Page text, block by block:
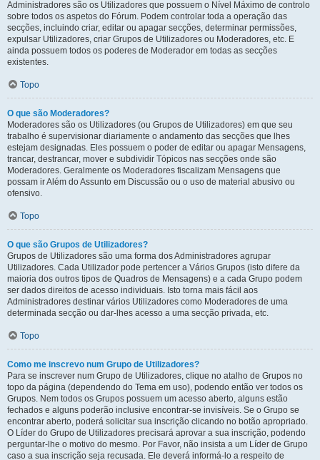
Administradores são os Utilizadores que possuem o Nível Máximo de controlo
sobre todos os aspetos do Fórum. Podem controlar toda a operação das
secções, incluindo criar, editar ou apagar secções, determinar permissões,
expulsar Utilizadores, criar Grupos de Utilizadores ou Moderadores, etc. E
ainda possuem todos os poderes de Moderador em todas as secções
existentes.
Topo
O que são Moderadores?
Moderadores são os Utilizadores (ou Grupos de Utilizadores) em que seu
trabalho é supervisionar diariamente o andamento das secções que lhes
estejam designadas. Eles possuem o poder de editar ou apagar Mensagens,
trancar, destrancar, mover e subdividir Tópicos nas secções onde são
Moderadores. Geralmente os Moderadores fiscalizam Mensagens que
possam ir Além do Assunto em Discussão ou o uso de material abusivo ou
ofensivo.
Topo
O que são Grupos de Utilizadores?
Grupos de Utilizadores são uma forma dos Administradores agrupar
Utilizadores. Cada Utilizador pode pertencer a Vários Grupos (isto difere da
maioria dos outros tipos de Quadros de Mensagens) e a cada Grupo podem
ser dados direitos de acesso individuais. Isto torna mais fácil aos
Administradores destinar vários Utilizadores como Moderadores de uma
determinada secção ou dar-lhes acesso a uma secção privada, etc.
Topo
Como me inscrevo num Grupo de Utilizadores?
Para se inscrever num Grupo de Utilizadores, clique no atalho de Grupos no
topo da página (dependendo do Tema em uso), podendo então ver todos os
Grupos. Nem todos os Grupos possuem um acesso aberto, alguns estão
fechados e alguns poderão inclusive encontrar-se invisíveis. Se o Grupo se
encontrar aberto, poderá solicitar sua inscrição clicando no botão apropriado.
O Líder do Grupo de Utilizadores precisará aprovar a sua inscrição, podendo
perguntar-lhe o motivo do mesmo. Por Favor, não insista a um Líder de Grupo
caso a sua inscrição seja recusada. Ele deverá informá-lo a respeito de